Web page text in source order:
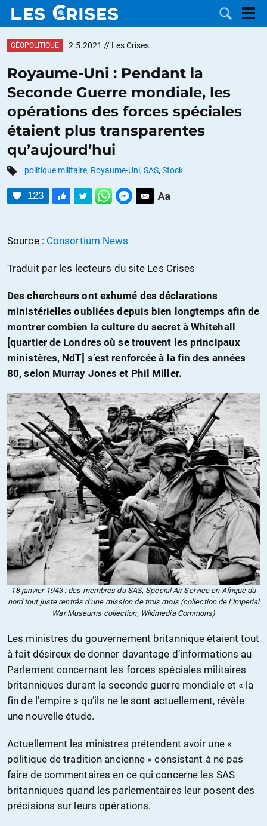
DOSSIERS
CATÉGORIES
NOUS
GÉOPOLITIQUE 2.5.2021 // Les Crises
Royaume-Uni : Pendant la
Seconde Guerre mondiale, les
opérations des forces spéciales
étaient plus transparentes
qu’aujourd’hui
politique militaire, Royaume-Uni, SAS, Stock
123
Source : Consortium News
Traduit par les lecteurs du site Les Crises
Des chercheurs ont exhumé des déclarations
ministérielles oubliées depuis bien longtemps afin de
montrer combien la culture du secret à Whitehall
[quartier de Londres où se trouvent les principaux
ministères, NdT] s’est renforcée à la fin des années
80, selon Murray Jones et Phil Miller.
18 janvier 1943 : des membres du SAS, Special Air Service en Afrique du
nord tout juste rentrés d’une mission de trois mois (collection de l’Imperial
War Museums collection, Wikimedia Commons)
Les ministres du gouvernement britannique étaient tout
à fait désireux de donner davantage d’informations au
Parlement concernant les forces spéciales militaires
britanniques durant la seconde guerre mondiale et « la
fin de l’empire » qu’ils ne le sont actuellement, révèle
une nouvelle étude.
Actuellement les ministres prétendent avoir une «
politique de tradition ancienne » consistant à ne pas
faire de commentaires en ce qui concerne les SAS
britanniques quand les parlementaires leur posent des
précisions sur leurs opérations.